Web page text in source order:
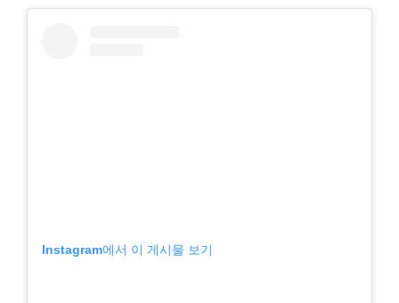
Instagram에서 이 게시물 보기